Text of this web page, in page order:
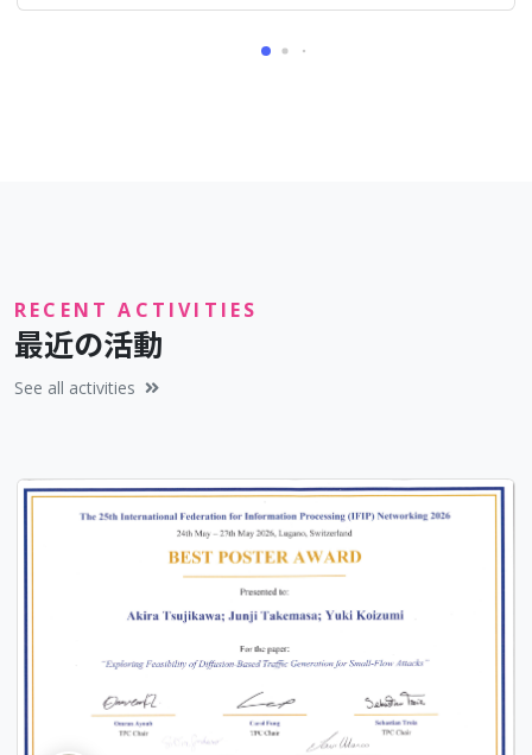
RECENT ACTIVITIES
最近の活動
See all activities